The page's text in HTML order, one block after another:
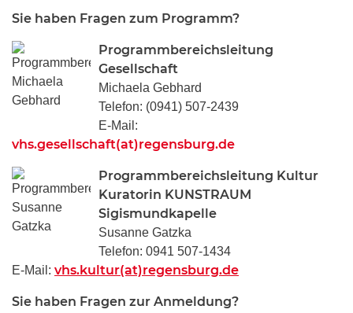
Sie haben Fragen zum Programm?
Programmbereichsleitung
Gesellschaft
Michaela Gebhard
Telefon: (0941) 507-2439
E-Mail:
vhs.gesellschaft(at)regensburg.de
Programmbereichsleitung Kultur
Kuratorin KUNSTRAUM
Sigismundkapelle
Susanne Gatzka
Telefon: 0941 507-1434
E-Mail: vhs.kultur(at)regensburg.de
Sie haben Fragen zur Anmeldung?